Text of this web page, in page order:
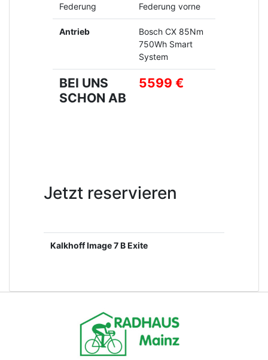
Federung Federung vorne
Antrieb
Bosch CX 85Nm
750Wh Smart
System
BEI UNS
SCHON AB
5599 €
Jetzt reservieren
Kalkhoff Image 7 B Exite